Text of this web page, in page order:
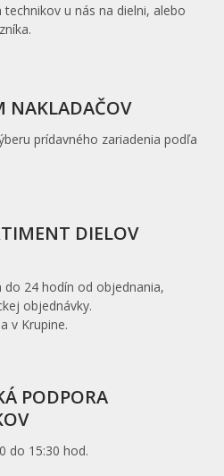
u nás na dielni, alebo
NAKLADAČOV
prídavného zariadenia podľa
DIELOV
do 24 hodín od objednania,
objednávky.
v Krupine.
PODPORA
do 15:30 hod.